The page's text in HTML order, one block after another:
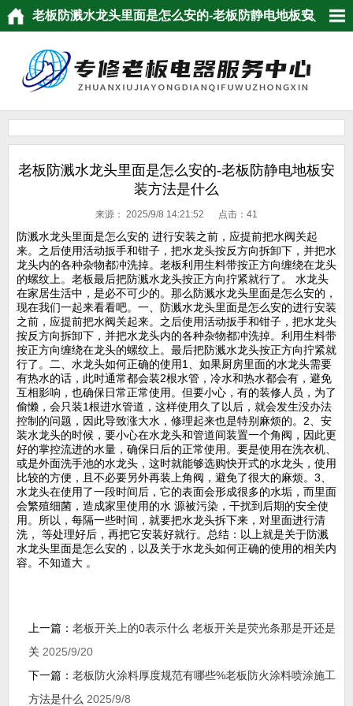
老板防溅水龙头里面是怎么安的-老板防静电地板安
老板防溅水龙头里面是怎么安的-老板防静电地板安
装方法是什么
来源： 2025/9/8 14:21:52 点击： 41
防溅水龙头里面是怎么安的 进行安装之前，应提前把水阀关起
来。之后使用活动扳手和钳子，把水龙头按反方向拆卸下，并把水
龙头内的各种杂物都冲洗掉。老板利用生料带按正方向缠绕在龙头
的螺纹上。老板最后把防溅水龙头按正方向拧紧就行了。 水龙头
在家居生活中，是必不可少的。那么防溅水龙头里面是怎么安的，
现在我们一起来看看吧。一、防溅水龙头里面是怎么安的进行安装
之前，应提前把水阀关起来。之后使用活动扳手和钳子，把水龙头
按反方向拆卸下，并把水龙头内的各种杂物都冲洗掉。利用生料带
按正方向缠绕在龙头的螺纹上。最后把防溅水龙头按正方向拧紧就
行了。二、水龙头如何正确的使用1、如果厨房里面的水龙头需要
有热水的话，此时通常都会装2根水管，冷水和热水都会有，避免
互相影响，也确保日常正常使用。但要小心，有的装修人员，为了
偷懒，会只装1根进水管道，这样使用久了以后，就会发生没办法
控制的问题，因此导致涨大水，修理起来也是特别麻烦的。2、安
装水龙头的时候，要小心在水龙头和管道间装置一个角阀，因此更
好的掌控流进的水量，确保日后的正常使用。要是使用在洗衣机、
或是外面洗手池的水龙头，这时就能够选购快开式的水龙头，使用
比较的方便，且不必要另外再装上角阀，避免了很大的麻烦。3、
水龙头在使用了一段时间后，它的表面会形成很多的水垢，而里面
会繁殖细菌，造成家里使用的水 源被污染，干扰到后期的安全使
用。所以，每隔一些时间，就要把水龙头拆下来，对里面进行清
洗， 等处理好后，再把它安装好就行。总结：以上就是关于防溅
水龙头里面是怎么安的，以及关于水龙头如何正确的使用的相关内
容。不知道大 。
上一篇： 老板开关上的0表示什么 老板开关是荧光条那是开还是
关 2025/9/20
下一篇： 老板防火涂料厚度规范有哪些%老板防火涂料喷涂施工
方法是什么 2025/9/8